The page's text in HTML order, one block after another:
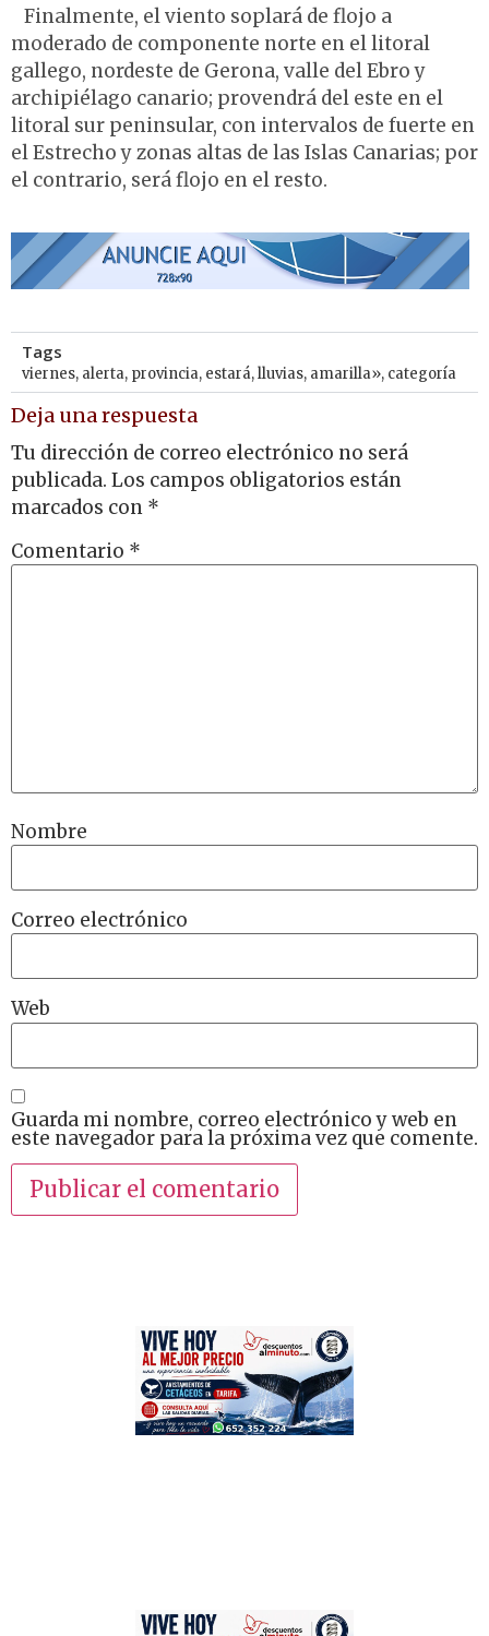
Finalmente, el viento soplará de flojo a
moderado de componente norte en el litoral
gallego, nordeste de Gerona, valle del Ebro y
archipiélago canario; provendrá del este en el
litoral sur peninsular, con intervalos de fuerte en
el Estrecho y zonas altas de las Islas Canarias; por
el contrario, será flojo en el resto.
Tags
viernes, alerta, provincia, estará,lluvias, amarilla», categoría
Deja una respuesta
Tu dirección de correo electrónico no será
publicada. Los campos obligatorios están
marcados con *
Comentario *
Nombre
Correo electrónico
Web
Guarda mi nombre, correo electrónico y web en
este navegador para la próxima vez que comente.